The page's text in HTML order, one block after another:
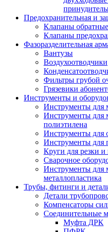
Предохранительная и
Клапаны обратные
Клапаны
Фазоразделительная
Вантузы
Воздухоотводчики
Фильтры грубой
Грязевики
Инструменты и
Инструменты для
Инструменты для
полиэтилена
Инструменты для
Инструменты для
Круги для резки
Сварочное
Инструменты для
металлопластика
Трубы, фитинги и
Детали
Компенсаторы
Соединительные
Муфта ДРК